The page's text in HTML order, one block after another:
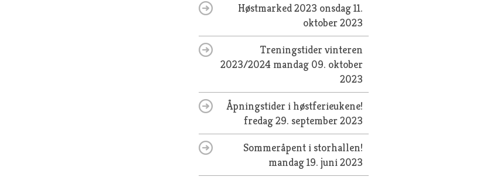
Høstmarked 2023 onsdag 11.
oktober 2023
Treningstider vinteren
2023/2024 mandag 09. oktober
2023
Åpningstider i høstferieukene!
fredag 29. september 2023
Sommeråpent i storhallen!
mandag 19. juni 2023